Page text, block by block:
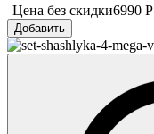
Цена без скидки6990 Р
Добавить